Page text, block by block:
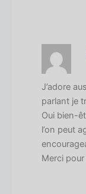
J’adore
parlant je
Oui bien-
l’on peut
Merci